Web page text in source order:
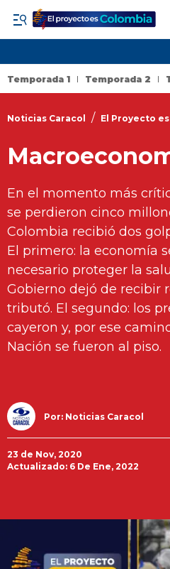
Temporada 1 Temporada 2
Noticias Caracol / El Proyecto es
En el momento más
se perdieron cinco
Colombia recibió dos
El primero: la economía
necesario proteger la
Gobierno dejó de recibir
tributó. El segundo: los
cayeron y, por ese
Nación se fueron al piso.
Por: Noticias Caracol
23 de Nov, 2020
Actualizado: 6 De Ene, 2022